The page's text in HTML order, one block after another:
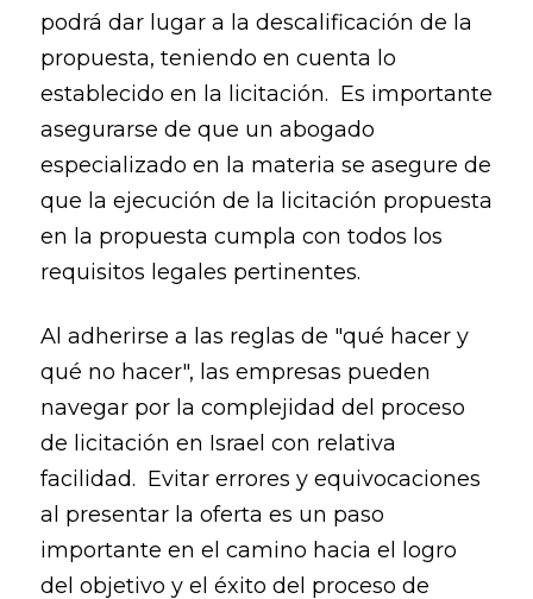
podrá dar lugar a la descalificación de la
propuesta, teniendo en cuenta lo
establecido en la licitación. Es importante
asegurarse de que un abogado
especializado en la materia se asegure de
que la ejecución de la licitación propuesta
en la propuesta cumpla con todos los
requisitos legales pertinentes.
Al adherirse a las reglas de "qué hacer y
qué no hacer", las empresas pueden
navegar por la complejidad del proceso
de licitación en Israel con relativa
facilidad. Evitar errores y equivocaciones
al presentar la oferta es un paso
importante en el camino hacia el logro
del objetivo y el éxito del proceso de